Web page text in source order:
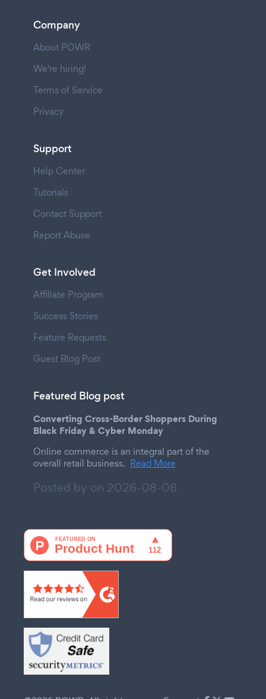
Company
About POWR
We're hiring!
Terms of Service
Privacy
Support
Help Center
Tutorials
Contact Support
Report Abuse
Get Involved
Affiliate Program
Success Stories
Feature Requests
Guest Blog Post
Featured Blog post
Converting Cross-Border Shoppers During
Black Friday & Cyber Monday
Online commerce is an integral part of the
overall retail business. Read More
Posted by on 2026-08-08